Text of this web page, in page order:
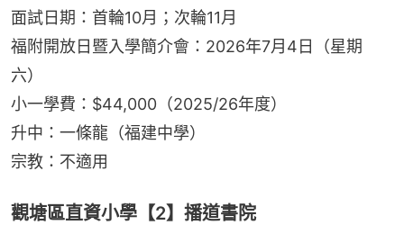
面試日期：首輪10月；次輪11月
福附開放日暨入學簡介會：2026年7月4日（星期
六）
小一學費：$44,000（2025/26年度）
升中：一條龍（福建中學）
宗教：不適用
觀塘區直資小學【2】播道書院